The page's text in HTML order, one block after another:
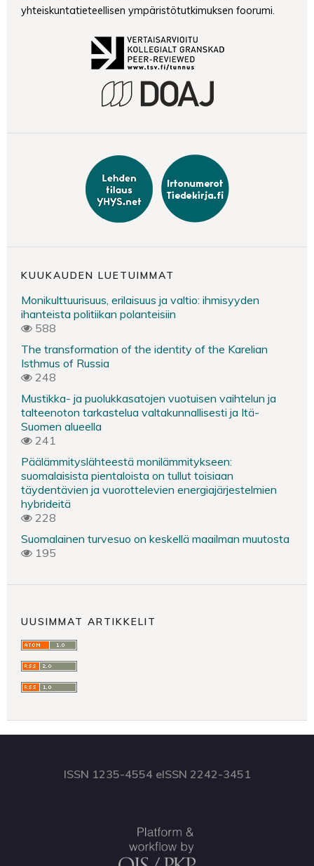
yhteiskuntatieteellisen ympäristötutkimuksen foorumi.
KUUKAUDEN LUETUIMMAT
Monikulttuurisuus, erilaisuus ja valtio: ihmisyyden
ihanteista politiikan polanteisiin
588
The transformation of the identity of the Karelian
Isthmus of Russia
248
Mustikka- ja puolukkasatojen vuotuisen vaihtelun ja
talteenoton tarkastelua valtakunnallisesti ja Itä-
Suomen alueella
241
Päälämmityslähteestä monilämmitykseen:
suomalaisista pientaloista on tullut toisiaan
täydentävien ja vuorottelevien energiajärjestelmien
hybrideitä
228
Suomalainen turvesuo on keskellä maailman muutosta
195
UUSIMMAT ARTIKKELIT
ISSN 1235-4554 eISSN 2242-3451